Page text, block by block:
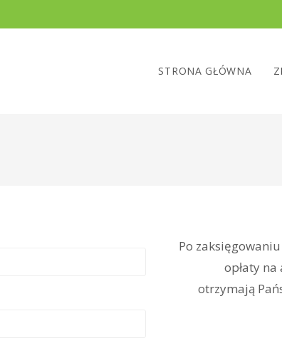
STRONA GŁÓWNA
Po
opłaty na
otrzymają